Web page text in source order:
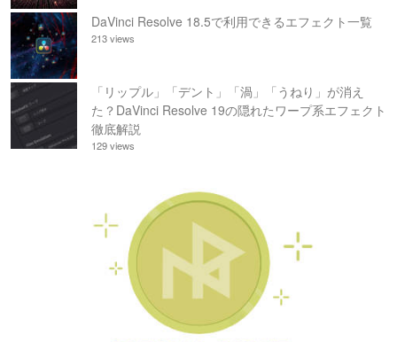
DaVinci Resolve 18.5で利用できるエフェクト一覧
213 views
「リップル」「デント」「渦」「うねり」が消え
た？DaVinci Resolve 19の隠れたワープ系エフェクト
徹底解説
129 views